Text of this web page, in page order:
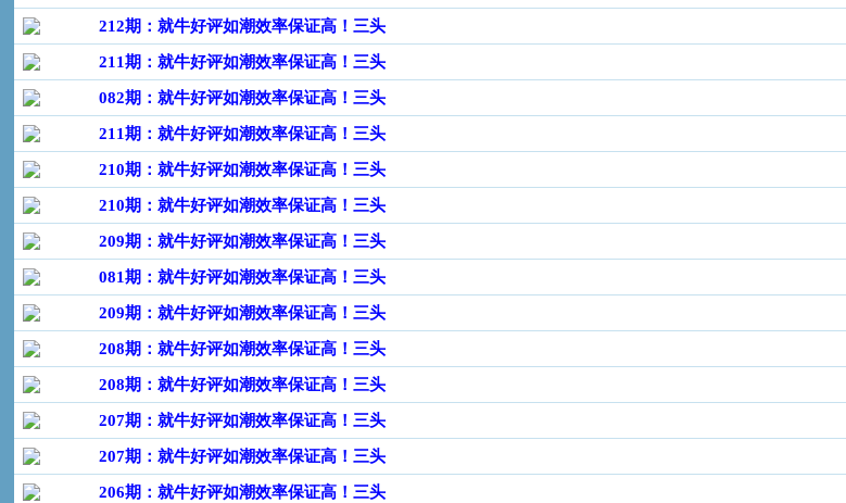
212期：就牛好评如潮效率保证高！三头
211期：就牛好评如潮效率保证高！三头
082期：就牛好评如潮效率保证高！三头
211期：就牛好评如潮效率保证高！三头
210期：就牛好评如潮效率保证高！三头
210期：就牛好评如潮效率保证高！三头
209期：就牛好评如潮效率保证高！三头
081期：就牛好评如潮效率保证高！三头
209期：就牛好评如潮效率保证高！三头
208期：就牛好评如潮效率保证高！三头
208期：就牛好评如潮效率保证高！三头
207期：就牛好评如潮效率保证高！三头
207期：就牛好评如潮效率保证高！三头
206期：就牛好评如潮效率保证高！三头